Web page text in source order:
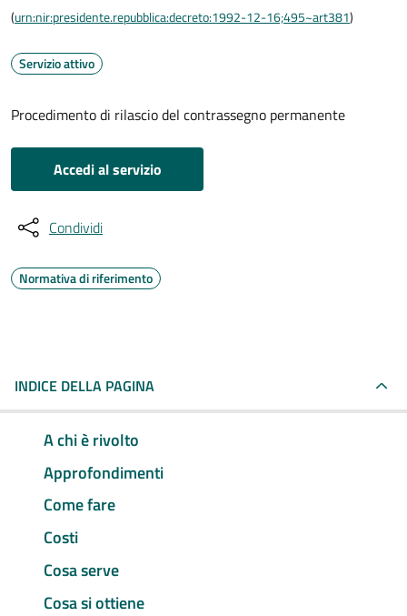
(urn:nir:presidente.repubblica:decreto:1992-12-16;495~art381)
Servizio attivo
Procedimento di rilascio del contrassegno permanente
Accedi al servizio
Condividi
Normativa di riferimento
INDICE DELLA PAGINA
A chi è rivolto
Approfondimenti
Come fare
Costi
Cosa serve
Cosa si ottiene